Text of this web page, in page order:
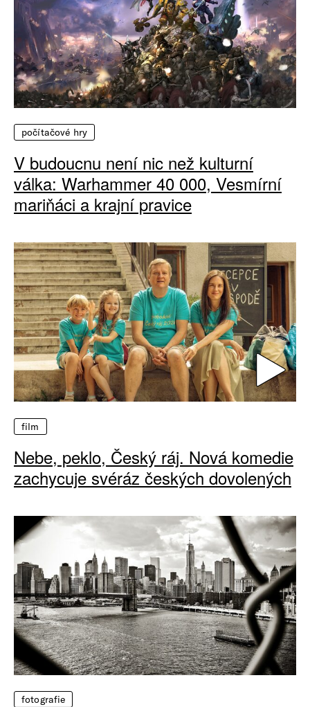
počítačové hry
V budoucnu není nic než kulturní
válka: Warhammer 40 000, Vesmírní
mariňáci a krajní pravice
film
Nebe, peklo, Český ráj. Nová komedie
zachycuje svéráz českých dovolených
fotografie